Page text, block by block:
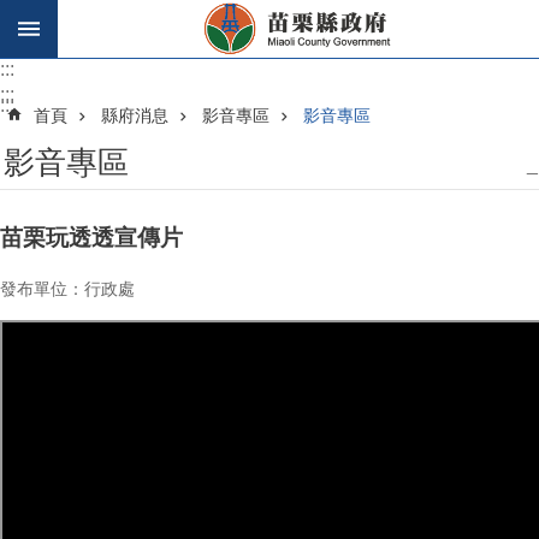
跳到主要內容區塊
:::
:::
::: 首頁 縣府消息 影音專區 影音專區
影音專區
苗栗玩透透宣傳片
發布單位：行政處